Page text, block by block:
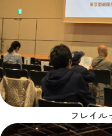
フレイル